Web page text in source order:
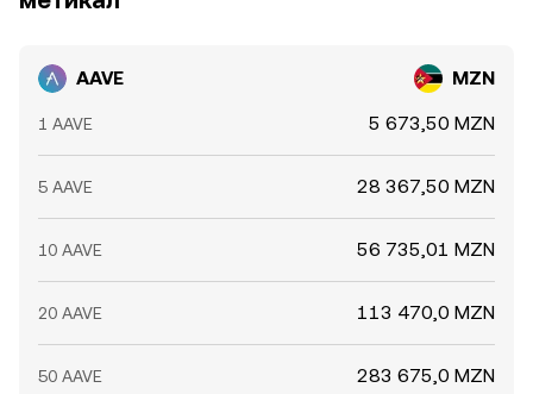
AAVE MZN
1 AAVE 5 673,50 MZN
5 AAVE 28 367,50 MZN
10 AAVE 56 735,01 MZN
20 AAVE 113 470,0 MZN
50 AAVE 283 675,0 MZN